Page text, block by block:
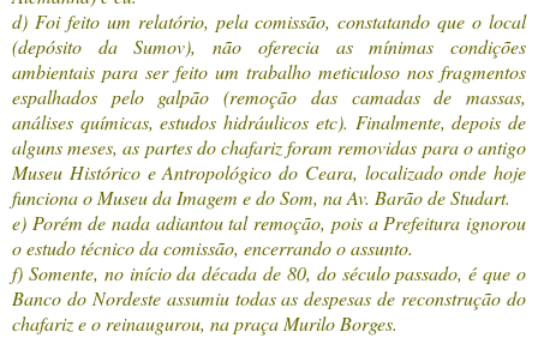
d) Foi feito um relatório, pela comissão, constatando que o local
(depósito da Sumov), não oferecia as mínimas condições
ambientais para ser feito um trabalho meticuloso nos fragmentos
espalhados pelo galpão (remoção das camadas de massas,
análises químicas, estudos hidráulicos etc). Finalmente, depois de
alguns meses, as partes do chafariz foram removidas para o antigo
Museu Histórico e Antropológico do Ceara, localizado onde hoje
funciona o Museu da Imagem e do Som, na Av. Barão de Studart.
e) Porém de nada adiantou tal remoção, pois a Prefeitura ignorou
o estudo técnico da comissão, encerrando o assunto.
f) Somente, no início da década de 80, do século passado, é que o
Banco do Nordeste assumiu todas as despesas de reconstrução do
chafariz e o reinaugurou, na praça Murilo Borges.